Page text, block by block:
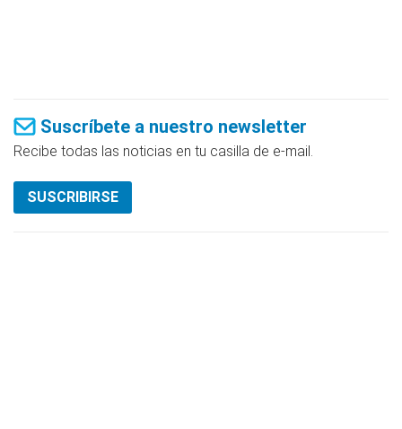
Suscríbete a nuestro newsletter
Recibe todas las noticias en tu casilla de e-mail.
SUSCRIBIRSE